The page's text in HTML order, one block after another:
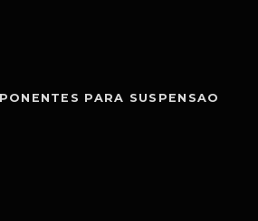
PARA SUSPENSAO